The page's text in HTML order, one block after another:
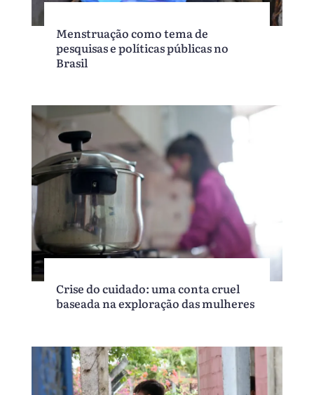
Menstruação como tema de
pesquisas e políticas públicas no
Brasil
Crise do cuidado: uma conta cruel
baseada na exploração das mulheres